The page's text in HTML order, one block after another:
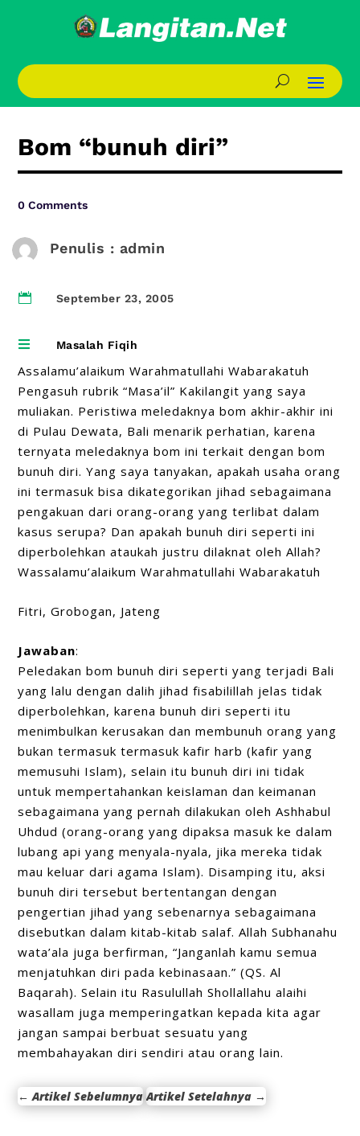
Bom “bunuh diri”
0 Comments
Penulis : admin
 September 23, 2005
 Masalah Fiqih
Assalamu’alaikum Warahmatullahi Wabarakatuh
Pengasuh rubrik “Masa’il” Kakilangit yang saya
muliakan. Peristiwa meledaknya bom akhir-akhir ini
di Pulau Dewata, Bali menarik perhatian, karena
ternyata meledaknya bom ini terkait dengan bom
bunuh diri. Yang saya tanyakan, apakah usaha orang
ini termasuk bisa dikategorikan jihad sebagaimana
pengakuan dari orang-orang yang terlibat dalam
kasus serupa? Dan apakah bunuh diri seperti ini
diperbolehkan ataukah justru dilaknat oleh Allah?
Wassalamu’alaikum Warahmatullahi Wabarakatuh
Fitri, Grobogan, Jateng
Jawaban:
Peledakan bom bunuh diri seperti yang terjadi Bali
yang lalu dengan dalih jihad fisabilillah jelas tidak
diperbolehkan, karena bunuh diri seperti itu
menimbulkan kerusakan dan membunuh orang yang
bukan termasuk termasuk kafir harb (kafir yang
memusuhi Islam), selain itu bunuh diri ini tidak
untuk mempertahankan keislaman dan keimanan
sebagaimana yang pernah dilakukan oleh Ashhabul
Uhdud (orang-orang yang dipaksa masuk ke dalam
lubang api yang menyala-nyala, jika mereka tidak
mau keluar dari agama Islam). Disamping itu, aksi
bunuh diri tersebut bertentangan dengan
pengertian jihad yang sebenarnya sebagaimana
disebutkan dalam kitab-kitab salaf. Allah Subhanahu
wata’ala juga berfirman, “Janganlah kamu semua
menjatuhkan diri pada kebinasaan.” (QS. Al
Baqarah). Selain itu Rasulullah Shollallahu alaihi
wasallam juga memperingatkan kepada kita agar
jangan sampai berbuat sesuatu yang
membahayakan diri sendiri atau orang lain.
←Artikel Sebelumnya Artikel Setelahnya →